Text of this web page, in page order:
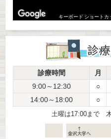
キーボード ショートカ
診療時間 月
9:00～12:30
○
14:00～18:00
○
土曜は17:00まで